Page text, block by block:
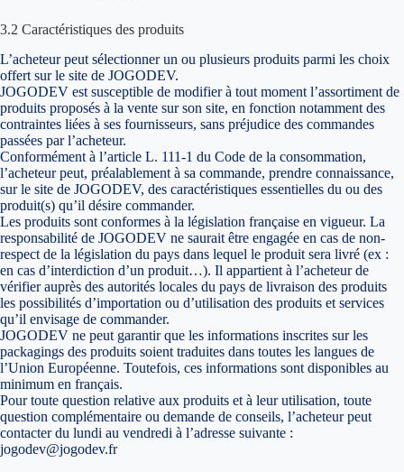
3.2 Caractéristiques des produits
L’acheteur peut sélectionner un ou plusieurs produits parmi les choix
offert sur le site de JOGODEV.
JOGODEV est susceptible de modifier à tout moment l’assortiment de
produits proposés à la vente sur son site, en fonction notamment des
contraintes liées à ses fournisseurs, sans préjudice des commandes
passées par l’acheteur.
Conformément à l’article L. 111-1 du Code de la consommation,
l’acheteur peut, préalablement à sa commande, prendre connaissance,
sur le site de JOGODEV, des caractéristiques essentielles du ou des
produit(s) qu’il désire commander.
Les produits sont conformes à la législation française en vigueur. La
responsabilité de JOGODEV ne saurait être engagée en cas de non-
respect de la législation du pays dans lequel le produit sera livré (ex :
en cas d’interdiction d’un produit…). Il appartient à l’acheteur de
vérifier auprès des autorités locales du pays de livraison des produits
les possibilités d’importation ou d’utilisation des produits et services
qu’il envisage de commander.
JOGODEV ne peut garantir que les informations inscrites sur les
packagings des produits soient traduites dans toutes les langues de
l’Union Européenne. Toutefois, ces informations sont disponibles au
minimum en français.
Pour toute question relative aux produits et à leur utilisation, toute
question complémentaire ou demande de conseils, l’acheteur peut
contacter du lundi au vendredi à l’adresse suivante :
jogodev@jogodev.fr